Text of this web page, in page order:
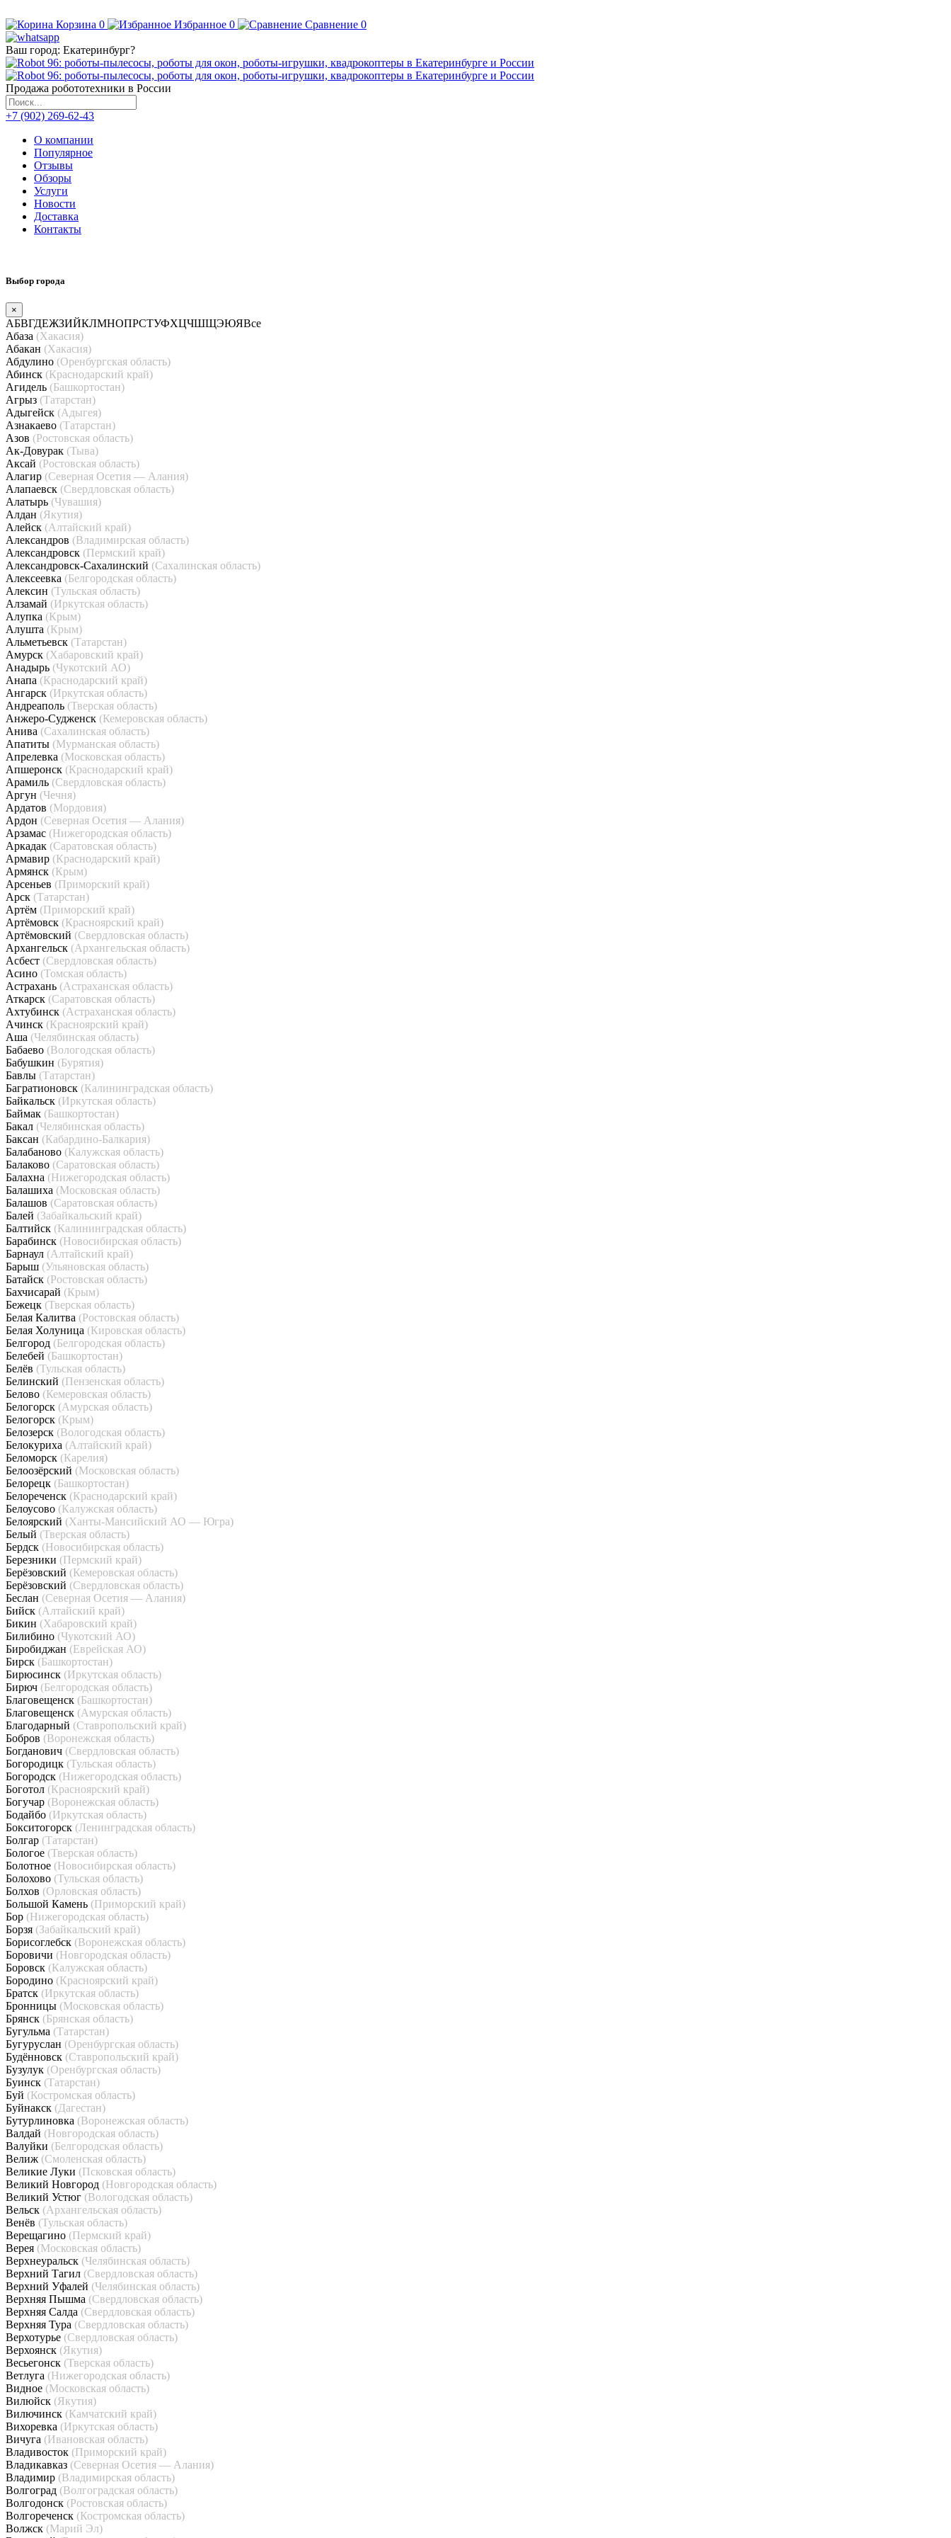
Корзина 0 Избранное 0 Сравнение 0
Ваш город: Екатеринбург?
Продажа робототехники в России
+7 (902) 269-62-43
О компании
Популярное
Отзывы
Обзоры
Услуги
Новости
Доставка
Контакты
Выбор города
×
АБВГДЕЖЗИЙКЛМНОПРСТУФХЦЧШЩЭЮЯВсе
Абаза (Хакасия)
Абакан (Хакасия)
Абдулино (Оренбургская область)
Абинск (Краснодарский край)
Агидель (Башкортостан)
Агрыз (Татарстан)
Адыгейск (Адыгея)
Азнакаево (Татарстан)
Азов (Ростовская область)
Ак-Довурак (Тыва)
Аксай (Ростовская область)
Алагир (Северная Осетия — Алания)
Алапаевск (Свердловская область)
Алатырь (Чувашия)
Алдан (Якутия)
Алейск (Алтайский край)
Александров (Владимирская область)
Александровск (Пермский край)
Александровск-Сахалинский (Сахалинская область)
Алексеевка (Белгородская область)
Алексин (Тульская область)
Алзамай (Иркутская область)
Алупка (Крым)
Алушта (Крым)
Альметьевск (Татарстан)
Амурск (Хабаровский край)
Анадырь (Чукотский АО)
Анапа (Краснодарский край)
Ангарск (Иркутская область)
Андреаполь (Тверская область)
Анжеро-Судженск (Кемеровская область)
Анива (Сахалинская область)
Апатиты (Мурманская область)
Апрелевка (Московская область)
Апшеронск (Краснодарский край)
Арамиль (Свердловская область)
Аргун (Чечня)
Ардатов (Мордовия)
Ардон (Северная Осетия — Алания)
Арзамас (Нижегородская область)
Аркадак (Саратовская область)
Армавир (Краснодарский край)
Армянск (Крым)
Арсеньев (Приморский край)
Арск (Татарстан)
Артём (Приморский край)
Артёмовск (Красноярский край)
Артёмовский (Свердловская область)
Архангельск (Архангельская область)
Асбест (Свердловская область)
Асино (Томская область)
Астрахань (Астраханская область)
Аткарск (Саратовская область)
Ахтубинск (Астраханская область)
Ачинск (Красноярский край)
Аша (Челябинская область)
Бабаево (Вологодская область)
Бабушкин (Бурятия)
Бавлы (Татарстан)
Багратионовск (Калининградская область)
Байкальск (Иркутская область)
Баймак (Башкортостан)
Бакал (Челябинская область)
Баксан (Кабардино-Балкария)
Балабаново (Калужская область)
Балаково (Саратовская область)
Балахна (Нижегородская область)
Балашиха (Московская область)
Балашов (Саратовская область)
Балей (Забайкальский край)
Балтийск (Калининградская область)
Барабинск (Новосибирская область)
Барнаул (Алтайский край)
Барыш (Ульяновская область)
Батайск (Ростовская область)
Бахчисарай (Крым)
Бежецк (Тверская область)
Белая Калитва (Ростовская область)
Белая Холуница (Кировская область)
Белгород (Белгородская область)
Белебей (Башкортостан)
Белёв (Тульская область)
Белинский (Пензенская область)
Белово (Кемеровская область)
Белогорск (Амурская область)
Белогорск (Крым)
Белозерск (Вологодская область)
Белокуриха (Алтайский край)
Беломорск (Карелия)
Белоозёрский (Московская область)
Белорецк (Башкортостан)
Белореченск (Краснодарский край)
Белоусово (Калужская область)
Белоярский (Ханты-Мансийский АО — Югра)
Белый (Тверская область)
Бердск (Новосибирская область)
Березники (Пермский край)
Берёзовский (Кемеровская область)
Берёзовский (Свердловская область)
Беслан (Северная Осетия — Алания)
Бийск (Алтайский край)
Бикин (Хабаровский край)
Билибино (Чукотский АО)
Биробиджан (Еврейская АО)
Бирск (Башкортостан)
Бирюсинск (Иркутская область)
Бирюч (Белгородская область)
Благовещенск (Башкортостан)
Благовещенск (Амурская область)
Благодарный (Ставропольский край)
Бобров (Воронежская область)
Богданович (Свердловская область)
Богородицк (Тульская область)
Богородск (Нижегородская область)
Боготол (Красноярский край)
Богучар (Воронежская область)
Бодайбо (Иркутская область)
Бокситогорск (Ленинградская область)
Болгар (Татарстан)
Бологое (Тверская область)
Болотное (Новосибирская область)
Болохово (Тульская область)
Болхов (Орловская область)
Большой Камень (Приморский край)
Бор (Нижегородская область)
Борзя (Забайкальский край)
Борисоглебск (Воронежская область)
Боровичи (Новгородская область)
Боровск (Калужская область)
Бородино (Красноярский край)
Братск (Иркутская область)
Бронницы (Московская область)
Брянск (Брянская область)
Бугульма (Татарстан)
Бугуруслан (Оренбургская область)
Будённовск (Ставропольский край)
Бузулук (Оренбургская область)
Буинск (Татарстан)
Буй (Костромская область)
Буйнакск (Дагестан)
Бутурлиновка (Воронежская область)
Валдай (Новгородская область)
Валуйки (Белгородская область)
Велиж (Смоленская область)
Великие Луки (Псковская область)
Великий Новгород (Новгородская область)
Великий Устюг (Вологодская область)
Вельск (Архангельская область)
Венёв (Тульская область)
Верещагино (Пермский край)
Верея (Московская область)
Верхнеуральск (Челябинская область)
Верхний Тагил (Свердловская область)
Верхний Уфалей (Челябинская область)
Верхняя Пышма (Свердловская область)
Верхняя Салда (Свердловская область)
Верхняя Тура (Свердловская область)
Верхотурье (Свердловская область)
Верхоянск (Якутия)
Весьегонск (Тверская область)
Ветлуга (Нижегородская область)
Видное (Московская область)
Вилюйск (Якутия)
Вилючинск (Камчатский край)
Вихоревка (Иркутская область)
Вичуга (Ивановская область)
Владивосток (Приморский край)
Владикавказ (Северная Осетия — Алания)
Владимир (Владимирская область)
Волгоград (Волгоградская область)
Волгодонск (Ростовская область)
Волгореченск (Костромская область)
Волжск (Марий Эл)